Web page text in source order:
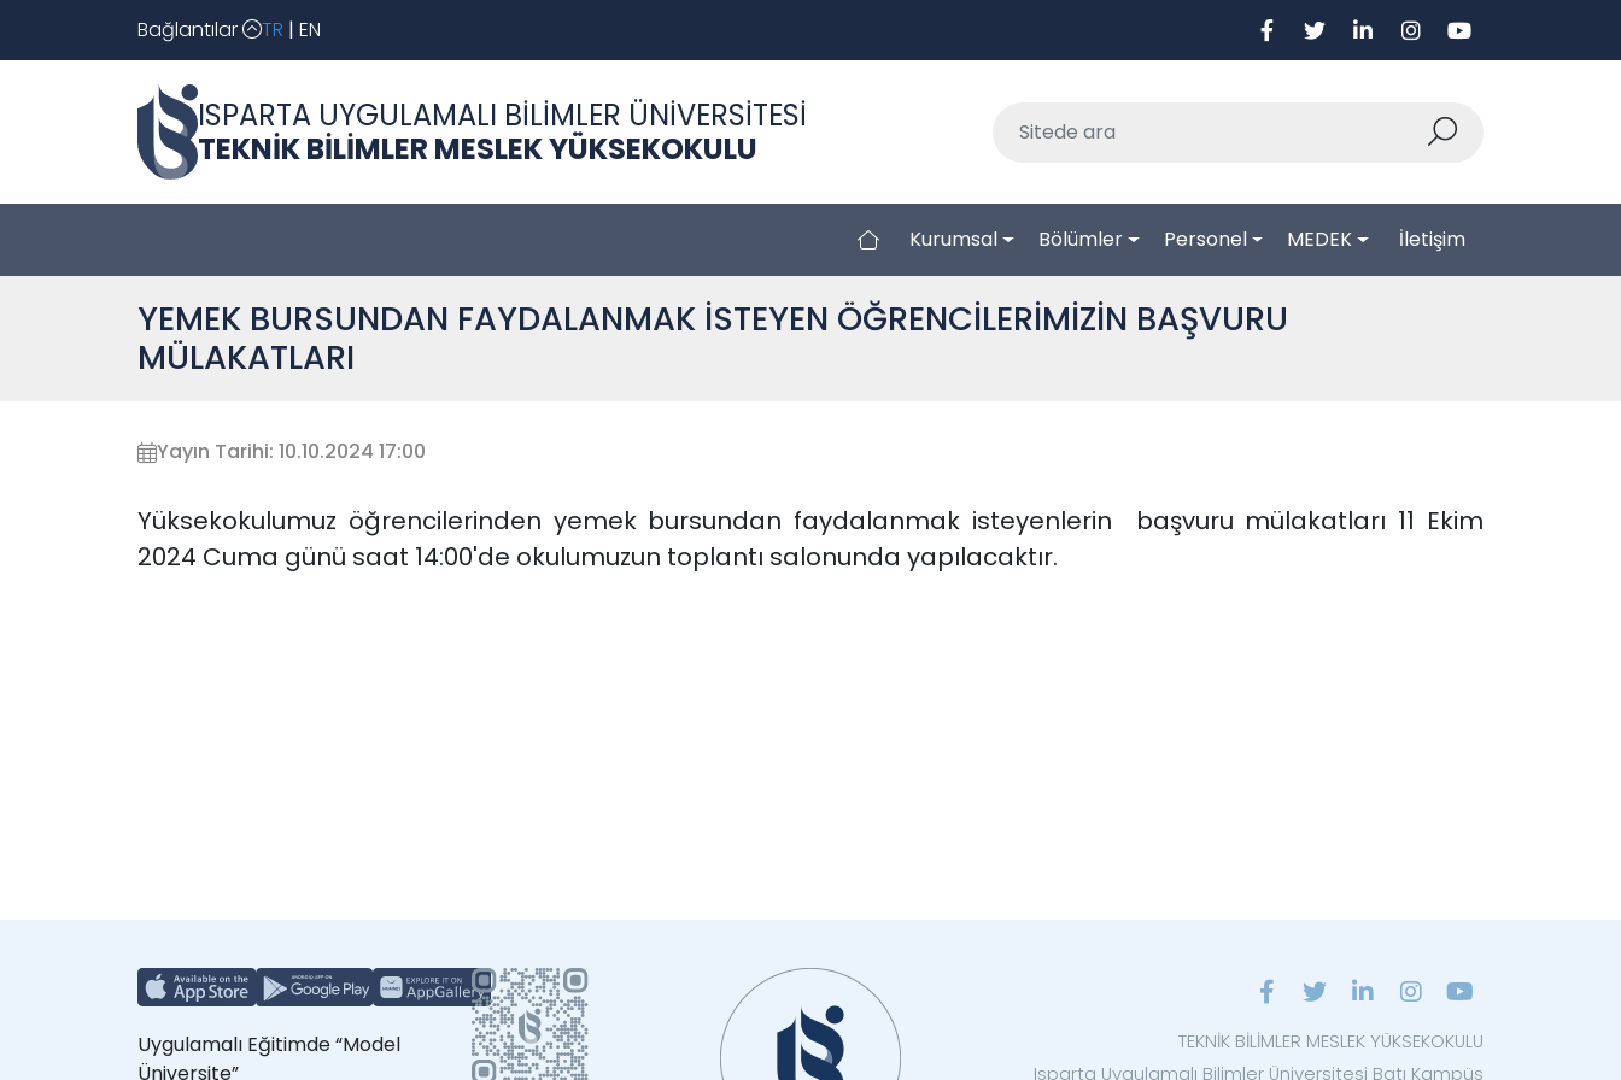
Bağlantılar TR | EN
ISPARTA UYGULAMALI BİLİMLER ÜNİVERSİTESİ
TEKNİK BİLİMLER MESLEK YÜKSEKOKULU
Kurumsal Bölümler Personel MEDEK İletişim
YEMEK BURSUNDAN FAYDALANMAK İSTEYEN ÖĞRENCİLERİMİZİN BAŞVURU
MÜLAKATLARI
Yayın Tarihi: 10.10.2024 17:00
Yüksekokulumuz öğrencilerinden yemek bursundan faydalanmak isteyenlerin başvuru mülakatları 11 Ekim
2024 Cuma günü saat 14:00'de okulumuzun toplantı salonunda yapılacaktır.
Uygulamalı Eğitimde “Model
Üniversite”
TEKNİK BİLİMLER MESLEK YÜKSEKOKULU
Isparta Uygulamalı Bilimler Üniversitesi Batı Kampüs